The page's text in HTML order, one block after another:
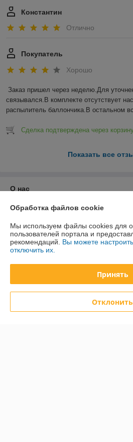
Константин
Отлично
Покупатель
Хорошо
Заказ пришел через неделю.Для
связывался.В комплекте отсутствует
распылитель баллончика.В остальном
Сделка подтверждена через
Показать все
О нас
Контакты
Доставка и оплата
Полная версия сайта
Политика обработки cookies
Обработка файлов cookie
Мы используем файлы cookies для
пользователей портала и
рекомендаций. Вы можете
отключить их.
Принять
Отклонить